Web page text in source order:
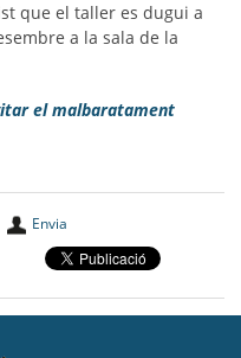
que el taller es dugui a
a la sala de la
el malbaratament
Envia